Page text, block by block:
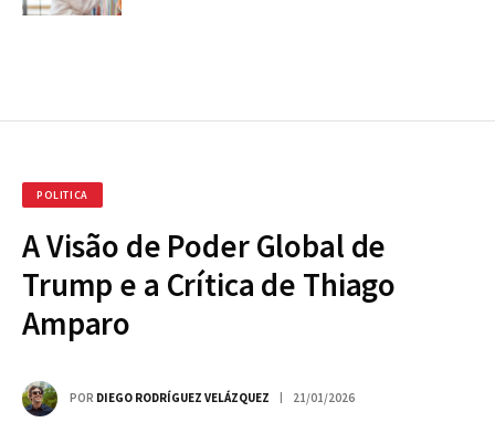
POLITICA
A Visão de Poder Global de
Trump e a Crítica de Thiago
Amparo
POR DIEGO RODRÍGUEZ VELÁZQUEZ 21/01/2026